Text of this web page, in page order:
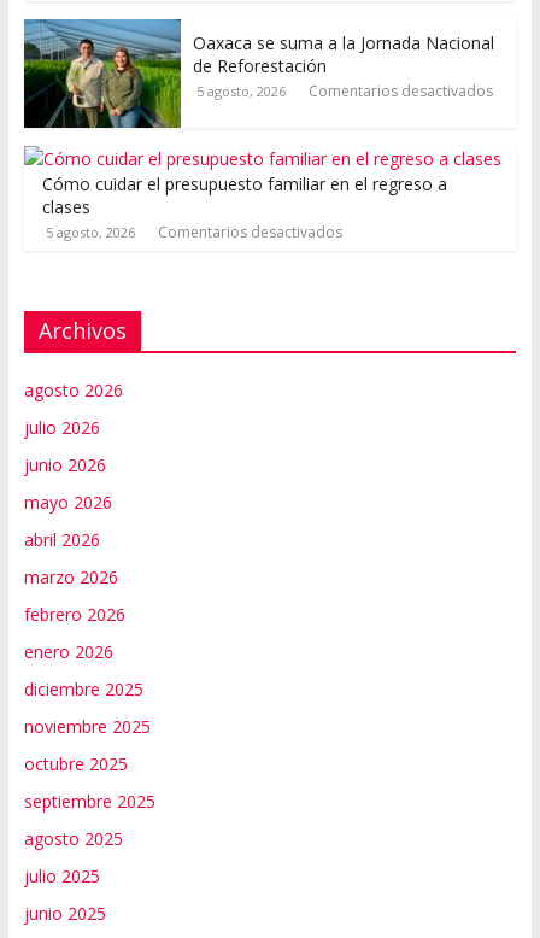
Oaxaca se suma a la Jornada Nacional
de Reforestación
5 agosto, 2026 Comentarios desactivados
Cómo cuidar el presupuesto familiar en el regreso a
clases
5 agosto, 2026 Comentarios desactivados
Archivos
agosto 2026
julio 2026
junio 2026
mayo 2026
abril 2026
marzo 2026
febrero 2026
enero 2026
diciembre 2025
noviembre 2025
octubre 2025
septiembre 2025
agosto 2025
julio 2025
junio 2025